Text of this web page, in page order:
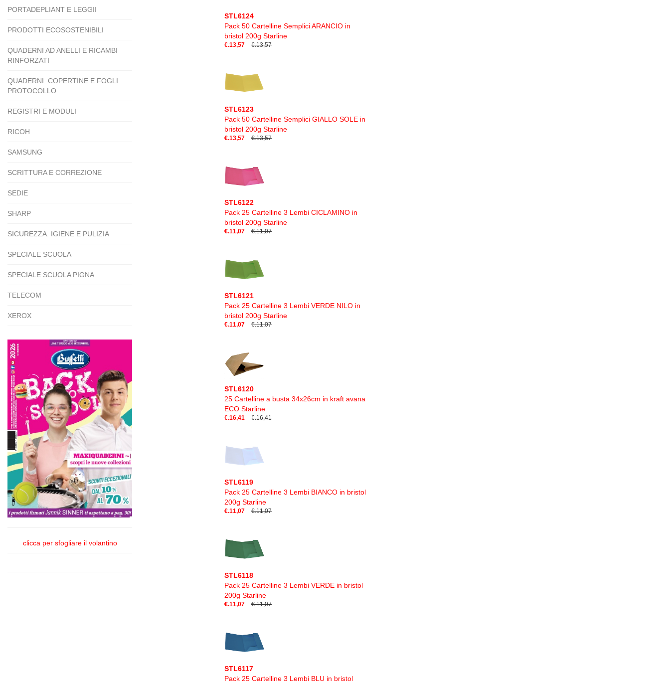
PORTADEPLIANT E LEGGII
PRODOTTI ECOSOSTENIBILI
QUADERNI AD ANELLI E RICAMBI
RINFORZATI
QUADERNI. COPERTINE E FOGLI
PROTOCOLLO
REGISTRI E MODULI
RICOH
SAMSUNG
SCRITTURA E CORREZIONE
SEDIE
SHARP
SICUREZZA. IGIENE E PULIZIA
SPECIALE SCUOLA
SPECIALE SCUOLA PIGNA
TELECOM
XEROX
clicca per sfogliare il volantino
STL6124
Pack 50 Cartelline Semplici ARANCIO in
bristol 200g Starline
€.13,57 €.13,57
STL6123
Pack 50 Cartelline Semplici GIALLO SOLE in
bristol 200g Starline
€.13,57 €.13,57
STL6122
Pack 25 Cartelline 3 Lembi CICLAMINO in
bristol 200g Starline
€.11,07 €.11,07
STL6121
Pack 25 Cartelline 3 Lembi VERDE NILO in
bristol 200g Starline
€.11,07 €.11,07
STL6120
25 Cartelline a busta 34x26cm in kraft avana
ECO Starline
€.16,41 €.16,41
STL6119
Pack 25 Cartelline 3 Lembi BIANCO in bristol
200g Starline
€.11,07 €.11,07
STL6118
Pack 25 Cartelline 3 Lembi VERDE in bristol
200g Starline
€.11,07 €.11,07
STL6117
Pack 25 Cartelline 3 Lembi BLU in bristol